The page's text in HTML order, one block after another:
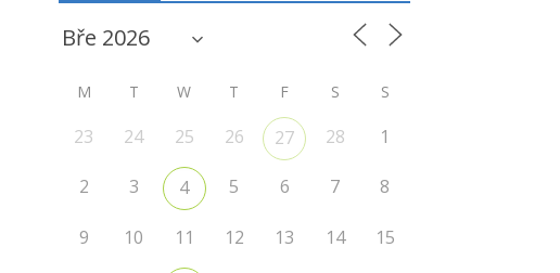
M T W T F S S
23 24 25 26 27 28 1
2 3 4 5 6 7 8
9 10 11 12 13 14 15